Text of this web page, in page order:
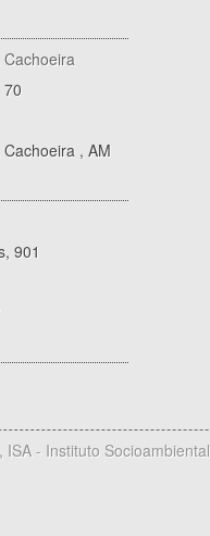
70
, AM
901
- Instituto Socioambiental